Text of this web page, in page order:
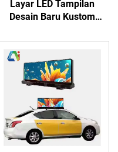
Layar LED Tampilan
Desain Baru Kustom
Video Dinding Multifaset
untuk Layar Tampilan LED
Tak Beraturan Gantung di
Panggung DJ